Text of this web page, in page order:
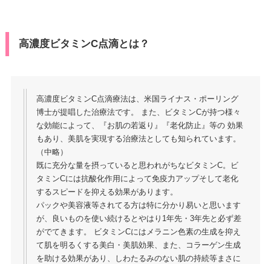
高濃度ビタミンC点滴とは？
高濃度ビタミンC点滴療法は、米国ライナス・ポーリング
博士が提唱した治療法です。 また、ビタミンCが持つ様々
な効能によって、『お肌の若返り』『老化防止』等の 効果
もあり、美肌を実現する治療法としても知られています。
（中略）
既に充分な量を摂っていると思われがちなビタミンC。ビ
タミンCには抗酸化作用によって免疫力アップそして老化
するスピードを抑える効果があります。
パックや美容液等されてる方は特に分かり易いと思います
が、良いものを使い続けるとやはり1年先・3年先と必ず差
がでてきます。 ビタミンCにはメラニン色素の生成を抑え
て肌を明るくする美白・美肌効果、また、コラーゲン生成
を助ける効果があり、しわたるみのない肌の持続等まさに